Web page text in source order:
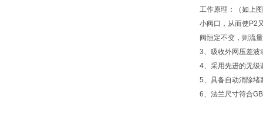
工作原理：（如上
小阀口，从而使P2
阀恒定不变，则流
3、吸收外网压差波
4、采用先进的无级
5、具备自动消除堵
6、法兰尺寸符合